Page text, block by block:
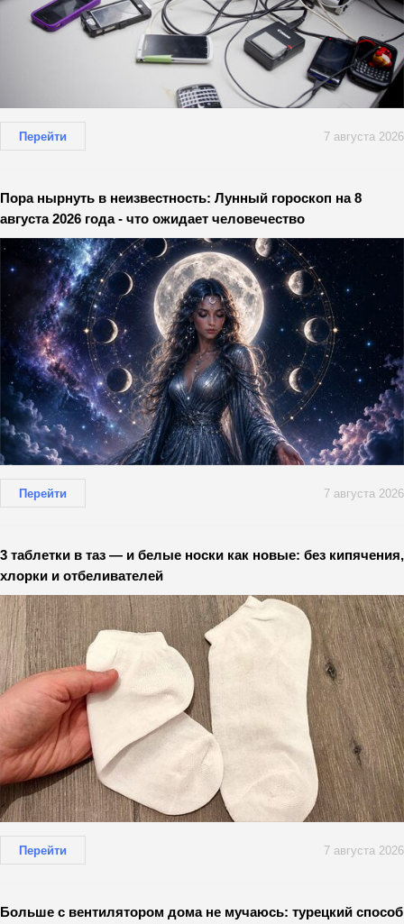
Перейти 7 августа 2026
Пора нырнуть в неизвестность: Лунный гороскоп на 8
августа 2026 года - что ожидает человечество
Перейти 7 августа 2026
3 таблетки в таз — и белые носки как новые: без кипячения,
хлорки и отбеливателей
Перейти 7 августа 2026
Больше с вентилятором дома не мучаюсь: турецкий способ